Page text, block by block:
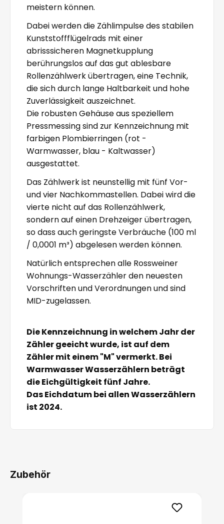
meistern können.
Dabei werden die Zählimpulse des stabilen
Kunststoffflügelrads mit einer
abrisssicheren Magnetkupplung
berührungslos auf das gut ablesbare
Rollenzählwerk übertragen, eine Technik,
die sich durch lange Haltbarkeit und hohe
Zuverlässigkeit auszeichnet.
Die robusten Gehäuse aus speziellem
Pressmessing sind zur Kennzeichnung mit
farbigen Plombierringen (rot -
Warmwasser, blau - Kaltwasser)
ausgestattet.
Das Zählwerk ist neunstellig mit fünf Vor-
und vier Nachkommastellen. Dabei wird die
vierte nicht auf das Rollenzählwerk,
sondern auf einen Drehzeiger übertragen,
so dass auch geringste Verbräuche (100 ml
/ 0,0001 m³) abgelesen werden können.
Natürlich entsprechen alle Rossweiner
Wohnungs-Wasserzähler den neuesten
Vorschriften und Verordnungen und sind
MID-zugelassen.
Die Kennzeichnung in welchem Jahr der
Zähler geeicht wurde, ist auf dem
Zähler mit einem "M" vermerkt. Bei
Warmwasser Wasserzählern beträgt
die Eichgültigkeit fünf Jahre.
Das Eichdatum bei allen Wasserzählern
ist 2024.
Zubehör